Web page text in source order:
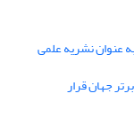
عنوان نشریه علمی
جهان قرار